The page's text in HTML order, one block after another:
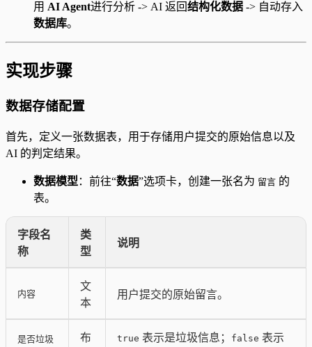
用 AI Agent进行分析 -> AI 返回结构化数据 -> 自动存入
数据库。
实现步骤
数据存储配置
首先，定义一张数据表，用于存储用户提交的原始信息以及
AI 的判定结果。
数据模型 ：前往“数据”选项卡，创建一张名为 留言 的
表。
字段名
称
类
型
说明
内容
文
本
用户提交的原始留言。
是否垃圾
布 true 表示是垃圾信息； false 表示